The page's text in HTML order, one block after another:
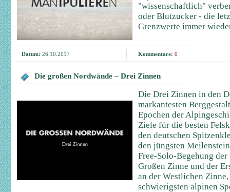
"wissenschaftlich"
oder Blutzucker - die
Grenzwerte immer
Datum: 26.10.2017 Kommentare: 0
Die großen Nordwände – Drei Zinnen
Die Drei Zinnen in den
markantesten
Epochen der
Ziele für die besten
den deutschen
den jüngsten
Free-Solo-Begehung
Großen Zinne und der
an der Westlichen
schwierigsten alpinen